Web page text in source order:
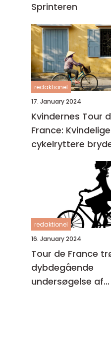
Sprinteren
redaktionel
17. January 2024
Kvindernes Tour
France: Kvindelige
cykelryttere
redaktionel
16. January 2024
Tour de France
dybdegående
undersøgelse af